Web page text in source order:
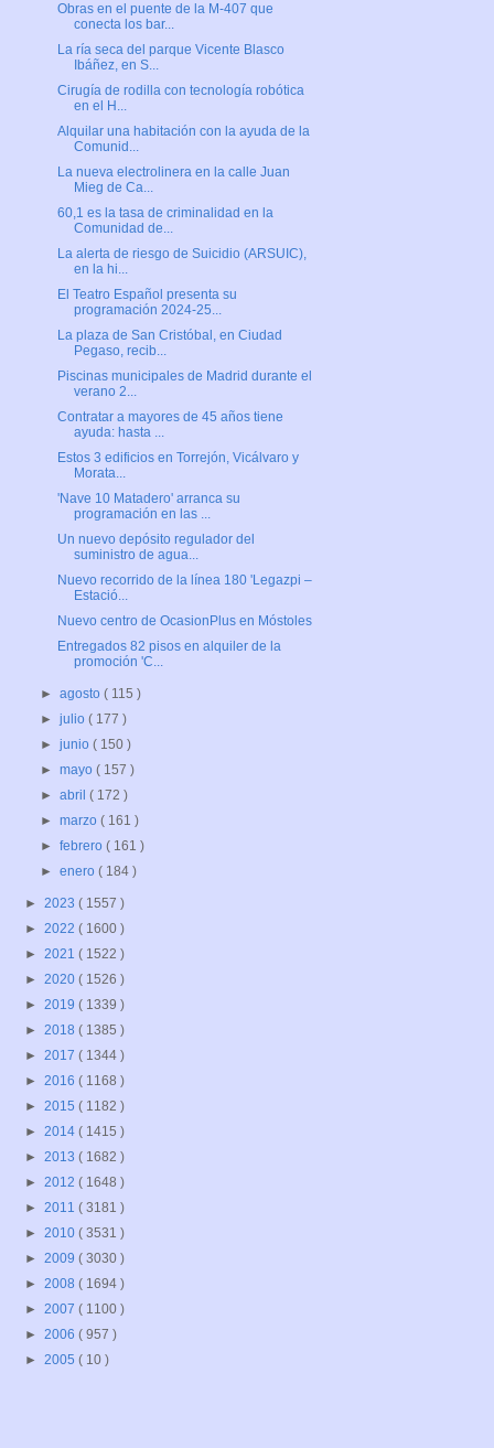
Obras en el puente de la M-407 que
conecta los bar...
La ría seca del parque Vicente Blasco
Ibáñez, en S...
Cirugía de rodilla con tecnología robótica
en el H...
Alquilar una habitación con la ayuda de la
Comunid...
La nueva electrolinera en la calle Juan
Mieg de Ca...
60,1 es la tasa de criminalidad en la
Comunidad de...
La alerta de riesgo de Suicidio (ARSUIC),
en la hi...
El Teatro Español presenta su
programación 2024-25...
La plaza de San Cristóbal, en Ciudad
Pegaso, recib...
Piscinas municipales de Madrid durante el
verano 2...
Contratar a mayores de 45 años tiene
ayuda: hasta ...
Estos 3 edificios en Torrejón, Vicálvaro y
Morata...
'Nave 10 Matadero' arranca su
programación en las ...
Un nuevo depósito regulador del
suministro de agua...
Nuevo recorrido de la línea 180 'Legazpi –
Estació...
Nuevo centro de OcasionPlus en Móstoles
Entregados 82 pisos en alquiler de la
promoción 'C...
►agosto( 115 )
►julio( 177 )
►junio( 150 )
►mayo( 157 )
►abril( 172 )
►marzo( 161 )
►febrero( 161 )
►enero( 184 )
► 2023 ( 1557 )
► 2022 ( 1600 )
► 2021 ( 1522 )
► 2020 ( 1526 )
► 2019 ( 1339 )
► 2018 ( 1385 )
► 2017 ( 1344 )
► 2016 ( 1168 )
► 2015 ( 1182 )
► 2014 ( 1415 )
► 2013 ( 1682 )
► 2012 ( 1648 )
► 2011 ( 3181 )
► 2010 ( 3531 )
► 2009 ( 3030 )
► 2008 ( 1694 )
► 2007 ( 1100 )
► 2006 ( 957 )
► 2005 ( 10 )